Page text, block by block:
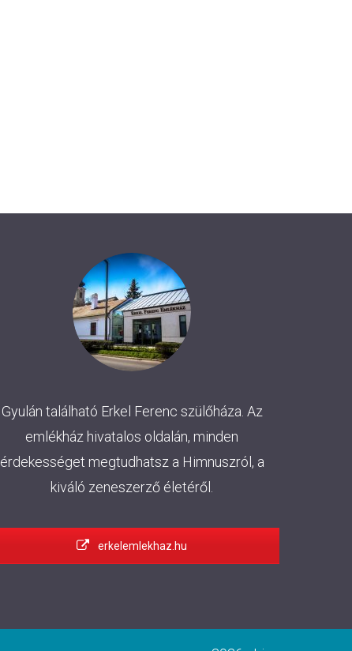
Gyulán található Erkel Ferenc szülőháza. Az
emlékház hivatalos oldalán, minden
érdekességet megtudhatsz a Himnuszról, a
kiváló zeneszerző életéről.
erkelemlekhaz.hu